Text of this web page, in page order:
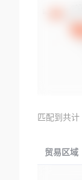
匹配到共计
贸易区域